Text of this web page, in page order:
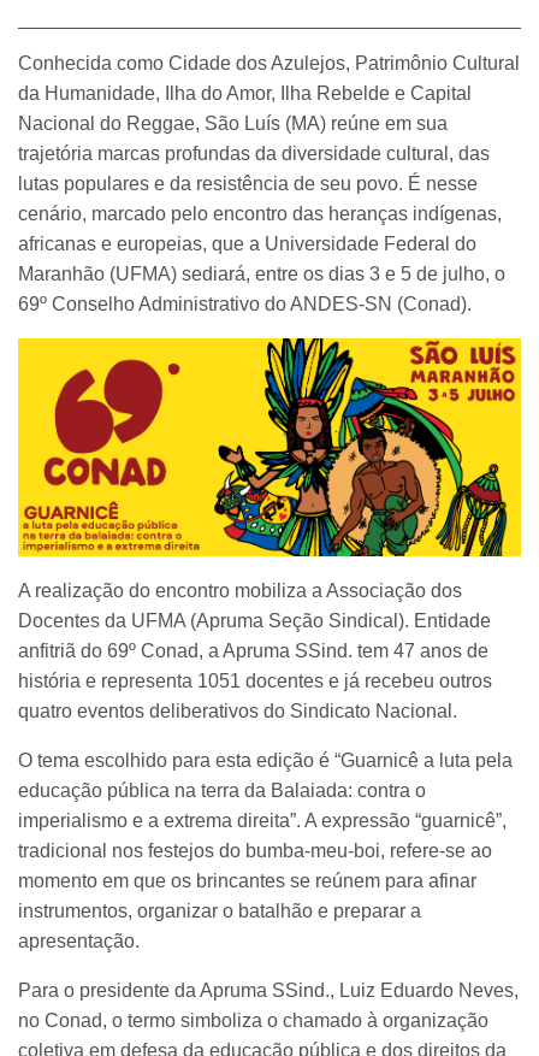
Conhecida como Cidade dos Azulejos, Patrimônio Cultural
da Humanidade, Ilha do Amor, Ilha Rebelde e Capital
Nacional do Reggae, São Luís (MA) reúne em sua
trajetória marcas profundas da diversidade cultural, das
lutas populares e da resistência de seu povo. É nesse
cenário, marcado pelo encontro das heranças indígenas,
africanas e europeias, que a Universidade Federal do
Maranhão (UFMA) sediará, entre os dias 3 e 5 de julho, o
69º Conselho Administrativo do ANDES-SN (Conad).
A realização do encontro mobiliza a Associação dos
Docentes da UFMA (Apruma Seção Sindical). Entidade
anfitriã do 69º Conad, a Apruma SSind. tem 47 anos de
história e representa 1051 docentes e já recebeu outros
quatro eventos deliberativos do Sindicato Nacional.
O tema escolhido para esta edição é “Guarnicê a luta pela
educação pública na terra da Balaiada: contra o
imperialismo e a extrema direita”. A expressão “guarnicê”,
tradicional nos festejos do bumba-meu-boi, refere-se ao
momento em que os brincantes se reúnem para afinar
instrumentos, organizar o batalhão e preparar a
apresentação.
Para o presidente da Apruma SSind., Luiz Eduardo Neves,
no Conad, o termo simboliza o chamado à organização
coletiva em defesa da educação pública e dos direitos da